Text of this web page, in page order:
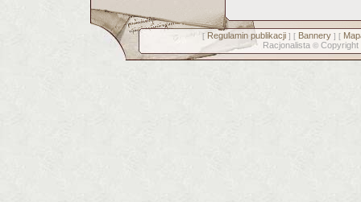
[ Regulamin publikacji] [ Bannery] [
Racjonalista © Copyright